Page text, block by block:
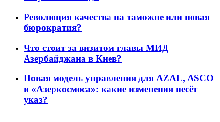
Революция качества на таможне или новая
бюрократия?
Что стоит за визитом главы МИД
Азербайджана в Киев?
Новая модель управления для AZAL, ASCO
и «Азеркосмоса»: какие изменения несёт
указ?